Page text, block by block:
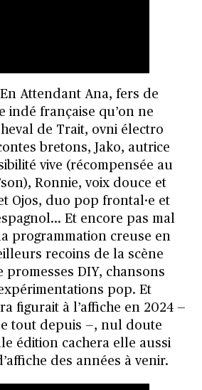
Attendant Ana, fers de
indé française qu’on ne
de Trait, ovni électro
bretons, Jako, autrice
vive (récompensée au
Ronnie, voix douce et
Ojos, duo pop frontal·e et
Et encore pas mal
programmation creuse en
recoins de la scène
promesses DIY, chansons
pop. Et
figurait à l’affiche en 2024 —
tout depuis —, nul doute
édition cachera elle aussi
des années à venir.